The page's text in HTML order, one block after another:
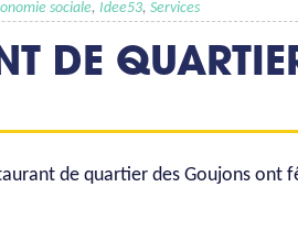
sociale, Idee53, Services
DE
de quartier des Goujons ont